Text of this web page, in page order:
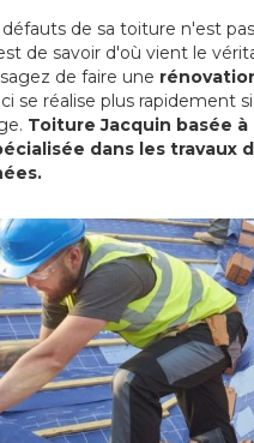
de sa toiture n'est
de savoir d'où vient le
de faire une
se réalise plus rapidement
Toiture Jacquin basée
dans les travaux